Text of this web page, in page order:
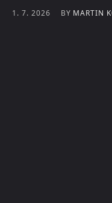
1. 7. 2026 BY MARTIN